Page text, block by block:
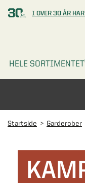
I OVER 30 ÅR
HELE SORTIMENTET
Startside Garderober